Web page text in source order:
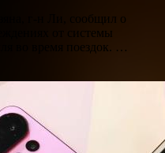
г-н Ли, сообщил о
от системы
во время поездок. …